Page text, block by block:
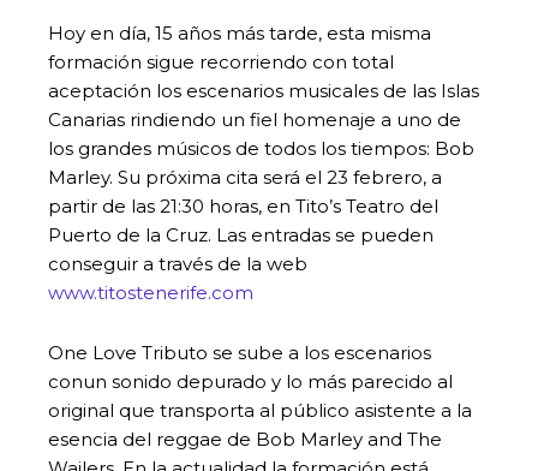
Hoy en día, 15 años más tarde, esta misma
formación sigue recorriendo con total
aceptación los escenarios musicales de las Islas
Canarias rindiendo un fiel homenaje a uno de
los grandes músicos de todos los tiempos: Bob
Marley. Su próxima cita será el 23 febrero, a
partir de las 21:30 horas, en Tito’s Teatro del
Puerto de la Cruz. Las entradas se pueden
conseguir a través de la web
www.titostenerife.com
One Love Tributo se sube a los escenarios
conun sonido depurado y lo más parecido al
original que transporta al público asistente a la
esencia del reggae de Bob Marley and The